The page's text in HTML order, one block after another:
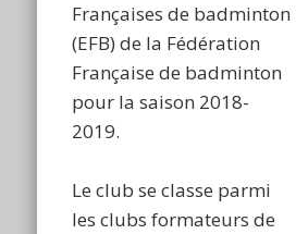
Françaises de badminton
(EFB) de la Fédération
Française de badminton
pour la saison 2018-
2019.
Le club se classe parmi
les clubs formateurs de